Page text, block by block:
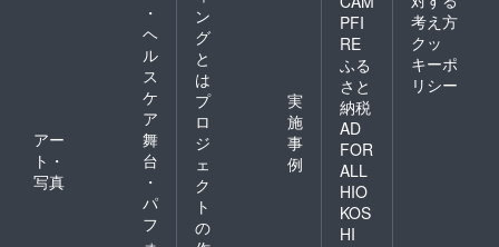
・
ヘ
ル
ス
ケ
ア
アー
ト・
写真
舞
台
・
パ
フ
ン
グ
と
は
プ
ロ
ジ
ェ
ク
ト
の
実
施
事
例
PFI
RE
ふる
さと
納税
AD
FOR
ALL
HIO
KOS
HI
考え方
クッ
キーポ
リシー